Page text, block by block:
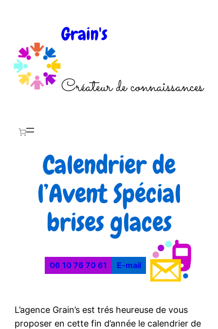
Grain's
Créateur de connaissances
Calendrier de
l’Avent Spécial
brises glaces
06 10 76 70 61 E-mail
L’agence Grain’s est trés heureuse de vous
proposer en cette fin d’année le calendrier de